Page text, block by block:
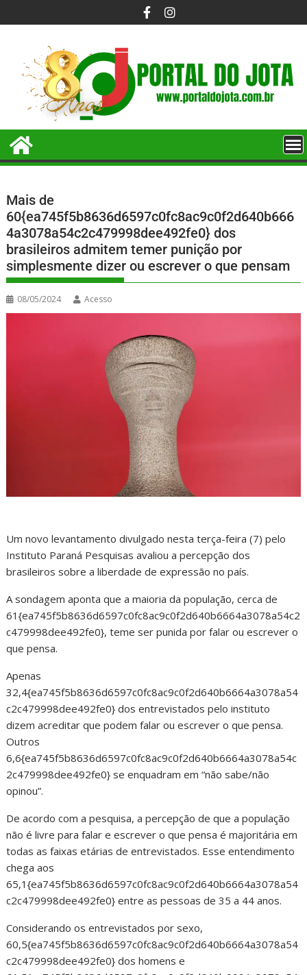
Mais de
60{ea745f5b8636d6597c0fc8ac9c0f2d640b666
4a3078a54c2c479998dee492fe0} dos
brasileiros admitem temer punição por
simplesmente dizer ou escrever o que pensam
08/05/2024 Acesso
Um novo levantamento divulgado nesta terça-feira (7) pelo
Instituto Paraná Pesquisas avaliou a percepção dos
brasileiros sobre a liberdade de expressão no país.
A sondagem aponta que a maioria da população, cerca de
61{ea745f5b8636d6597c0fc8ac9c0f2d640b6664a3078a54c2
c479998dee492fe0}, teme ser punida por falar ou escrever o
que pensa.
Apenas
32,4{ea745f5b8636d6597c0fc8ac9c0f2d640b6664a3078a54
c2c479998dee492fe0} dos entrevistados pelo instituto
dizem acreditar que podem falar ou escrever o que pensa.
Outros
6,6{ea745f5b8636d6597c0fc8ac9c0f2d640b6664a3078a54c
2c479998dee492fe0} se enquadram em “não sabe/não
opinou”.
De acordo com a pesquisa, a percepção de que a população
não é livre para falar e escrever o que pensa é majoritária em
todas as faixas etárias de entrevistados. Esse entendimento
chega aos
65,1{ea745f5b8636d6597c0fc8ac9c0f2d640b6664a3078a54
c2c479998dee492fe0} entre as pessoas de 35 a 44 anos.
Considerando os entrevistados por sexo,
60,5{ea745f5b8636d6597c0fc8ac9c0f2d640b6664a3078a54
c2c479998dee492fe0} dos homens e